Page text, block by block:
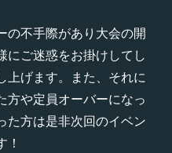
不手際があり大会の開
にご迷惑をお掛けしてし
上げます。また、それに
方や定員オーバーになっ
た方は是非次回のイベン